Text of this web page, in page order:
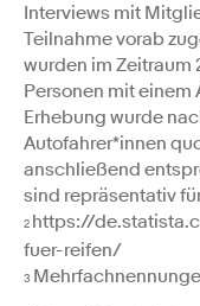
Interviews mit
Teilnahme vorab
wurden im Zeitraum
Personen mit
Erhebung wurde
Autofahrer*innen
anschließend
sind repräsentativ
2 https://
fuer-reifen/
3